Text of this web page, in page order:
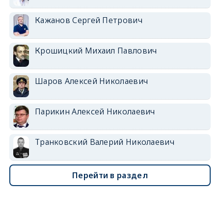
Кажанов Сергей Петрович
Крошицкий Михаил Павлович
Шаров Алексей Николаевич
Парикин Алексей Николаевич
Транковский Валерий Николаевич
Перейти в раздел